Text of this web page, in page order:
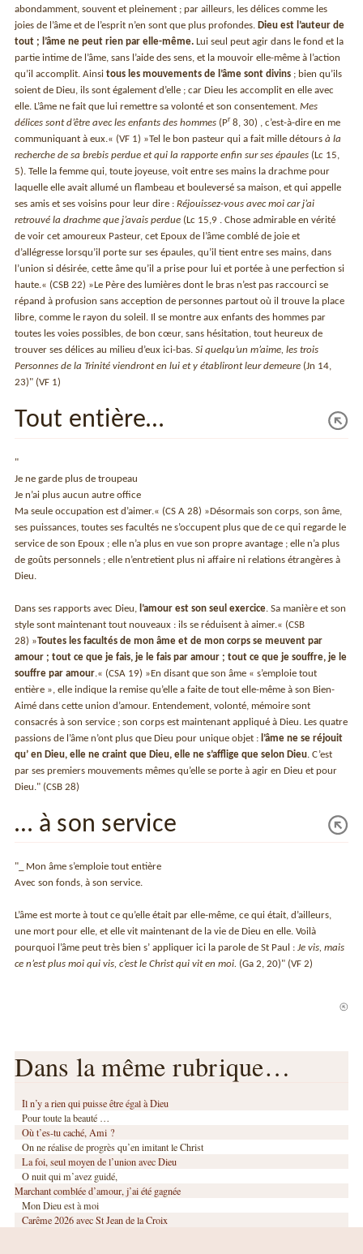
abondamment, souvent et pleinement ; par ailleurs, les délices comme les
joies de l’âme et de l’esprit n’en sont que plus profondes. Dieu est l’auteur de
tout ; l’âme ne peut rien par elle-même. Lui seul peut agir dans le fond et la
partie intime de l’âme, sans l’aide des sens, et la mouvoir elle-même à l’action
qu’il accomplit. Ainsitous les mouvements de l’âme sont divins ; bien qu’ils
soient de Dieu, ils sont également d’elle ; car Dieu les accomplit en elle avec
elle. L’âme ne fait que lui remettre sa volonté et son consentement.Mes
délices sont d’être avec les enfants des hommes (Pr 8, 30) , c’est-à-dire en me
communiquant à eux.« (VF 1) »Tel le bon pasteur qui a fait mille détoursà la
recherche de sa brebis perdue et qui la rapporte enfin sur ses épaules (Lc 15,
5). Telle la femme qui, toute joyeuse, voit entre ses mains la drachme pour
laquelle elle avait allumé un flambeau et bouleversé sa maison, et qui appelle
ses amis et ses voisins pour leur dire :Réjouissez-vous avec moi car j’ai
retrouvé la drachme que j’avais perdue (Lc 15,9 . Chose admirable en vérité
de voir cet amoureux Pasteur, cet Epoux de l’âme comblé de joie et
d’allégresse lorsqu’il porte sur ses épaules, qu’il tient entre ses mains, dans
l’union si désirée, cette âme qu’il a prise pour lui et portée à une perfection si
haute.« (CSB 22) »Le Père des lumières dont le bras n’est pas raccourci se
répand à profusion sans acception de personnes partout où il trouve la place
libre, comme le rayon du soleil. Il se montre aux enfants des hommes par
toutes les voies possibles, de bon cœur, sans hésitation, tout heureux de
trouver ses délices au milieu d’eux ici-bas.Si quelqu’un m’aime, les trois
Personnes de la Trinité viendront en lui et y établiront leur demeure (Jn 14,
23)" (VF 1)
Tout entière…
"
Je ne garde plus de troupeau
Je n’ai plus aucun autre office
Ma seule occupation est d’aimer.« (CS A 28) »Désormais son corps, son âme,
ses puissances, toutes ses facultés ne s’occupent plus que de ce qui regarde le
service de son Epoux ; elle n’a plus en vue son propre avantage ; elle n’a plus
de goûts personnels ; elle n’entretient plus ni affaire ni relations étrangères à
Dieu.
Dans ses rapports avec Dieu, l’amour est son seul exercice . Sa manière et son
style sont maintenant tout nouveaux : ils se réduisent à aimer.« (CSB
28) »Toutes les facultés de mon âme et de mon corps se meuvent par
amour ; tout ce que je fais, je le fais par amour ; tout ce que je souffre, je le
souffre par amour .« (CSA 19) »En disant que son âme « s’emploie tout
entière », elle indique la remise qu’elle a faite de tout elle-même à son Bien-
Aimé dans cette union d’amour. Entendement, volonté, mémoire sont
consacrés à son service ; son corps est maintenant appliqué à Dieu. Les quatre
passions de l’âme n’ont plus que Dieu pour unique objet : l’âme ne se réjouit
qu’ en Dieu, elle ne craint que Dieu, elle ne s’afflige que selon Dieu . C’est
par ses premiers mouvements mêmes qu’elle se porte à agir en Dieu et pour
Dieu." (CSB 28)
… à son service
"_ Mon âme s’emploie tout entière
Avec son fonds, à son service.
L’âme est morte à tout ce qu’elle était par elle-même, ce qui était, d’ailleurs,
une mort pour elle, et elle vit maintenant de la vie de Dieu en elle. Voilà
pourquoi l’âme peut très bien s’ appliquer ici la parole de St Paul :Je vis, mais
ce n’est plus moi qui vis, c’est le Christ qui vit en moi. (Ga 2, 20)" (VF 2)
Dans la même rubrique…
Il n’y a rien qui puisse être égal à Dieu
Pour toute la beauté …
Où t’es-tu caché, Ami ?
On ne réalise de progrès qu’en imitant le Christ
La foi, seul moyen de l’union avec Dieu
O nuit qui m’avez guidé,
Marchant comblée d’amour, j’ai été gagnée
Mon Dieu est à moi
Carême 2026 avec St Jean de la Croix